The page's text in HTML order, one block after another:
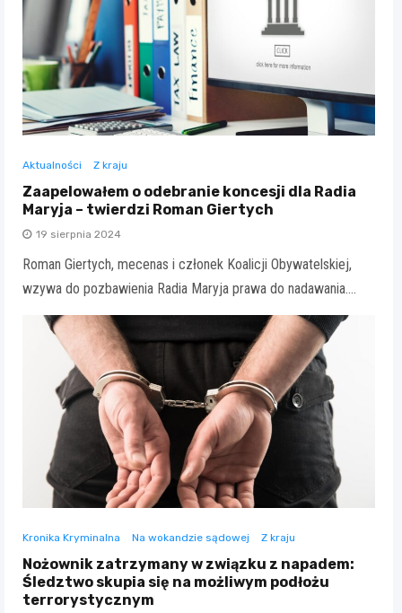
Aktualności Z kraju
Zaapelowałem o odebranie koncesji dla Radia
Maryja – twierdzi Roman Giertych
19 sierpnia 2024
Roman Giertych, mecenas i członek Koalicji Obywatelskiej,
wzywa do pozbawienia Radia Maryja prawa do nadawania.…
Kronika Kryminalna Na wokandzie sądowej Z kraju
Nożownik zatrzymany w związku z napadem:
Śledztwo skupia się na możliwym podłożu
terrorystycznym